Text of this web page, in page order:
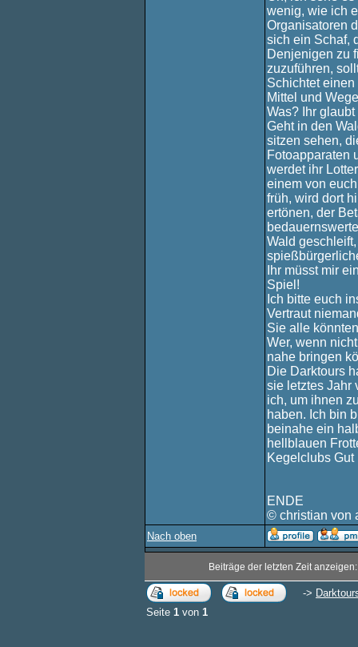
wenig, wie ich
Organisatoren
sich ein Schaf,
Denjenigen zu
zuzuführen,
Schichtet
Mittel und
Was? Ihr
Geht in den
sitzen sehen,
Fotoapparaten
werdet ihr
einem von
früh, wird dort
ertönen, der
Wald
Ihr müsst mir
Spiel!
Ich bitte euch
Vertraut
Sie alle
Wer, wenn
nahe bringen
Die Darktours
sie letztes Jahr
ich, um ihnen
haben. Ich bin
beinahe ein
hellblauen
Kegelclubs
ENDE
© christian von
Nach oben
Beiträge der letzten Zeit
->
Seite 1 von 1